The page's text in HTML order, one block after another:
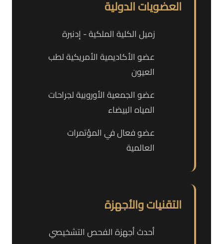
العضويات الدولية
زميل الكلية الملكية - إدنبرة
عضو الأكاديمية الأمريكية لطب
العيون
عضو الجمعية الأوروبية لجراحات
المياه البيضاء
عضو فعال في المؤتمرات
العالمية
التقنيات والأجهزة
أحدث أجهزة الفحص التشخيصي